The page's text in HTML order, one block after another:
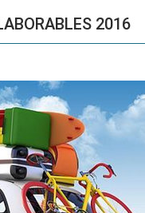
2016